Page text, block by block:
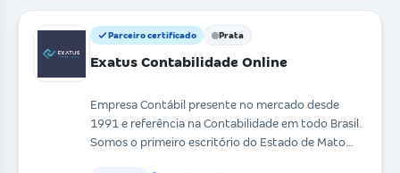
Parceiro certificado Prata
Exatus Contabilidade Online
Empresa Contábil presente no mercado desde
1991 e referência na Contabilidade em todo Brasil.
Somos o primeiro escritório do Estado de Mato